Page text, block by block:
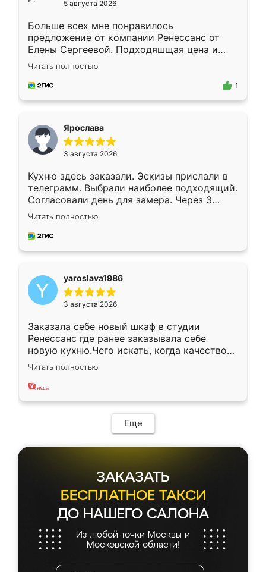
5 августа 2026
Больше всех мне понравилось
предложение от компании Ренессанс от
Елены Сергеевой. Подходяшщая цена и
короткие сроки изготовления. Приехавший
для замера сотрудник Владислав
предложил по моему эскизу самый
Читать полностью
1
Ярослава
3 августа 2026
Кухню здесь заказали. Эскизы прислали в
телеграмм. Выбрали наиболее подходящий.
Согласовали день для замера. Через 3
недели кухня была уже готова. Остались
довольны работой. Спасибо Ренессанс
мебель за качественную работу!
Читать полностью
yaroslava1986
3 августа 2026
Заказала себе новый шкаф в студии
Ренессанс где ранее заказывала себе
новую кухню.Чего искать, когда качеством
вполне довольна. Служит кухня уже почти
два года, нареканий нет.
Читать полностью
Еще
ЗАКАЗАТЬ
БЕСПЛАТНОЕ ТАКСИ
ДО НАШЕГО САЛОНА
Из любой точки Москвы и
Московской области!